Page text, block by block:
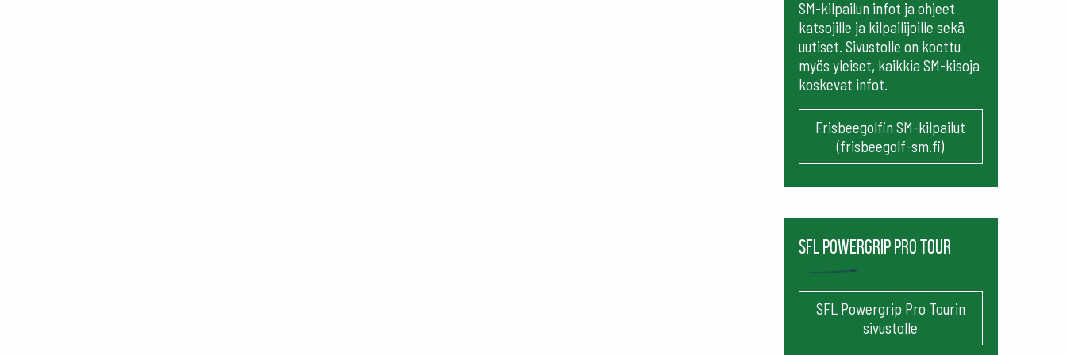
SM-kilpailun infot ja ohjeet
katsojille ja kilpailijoille sekä
uutiset. Sivustolle on koottu
myös yleiset, kaikkia SM-kisoja
koskevat infot.
Frisbeegolfin SM-kilpailut
(frisbeegolf-sm.fi)
SFL Powergrip Pro Tour
SFL Powergrip Pro Tourin
sivustolle